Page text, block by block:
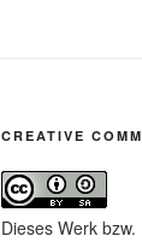
CREATIVE
Dieses Werk